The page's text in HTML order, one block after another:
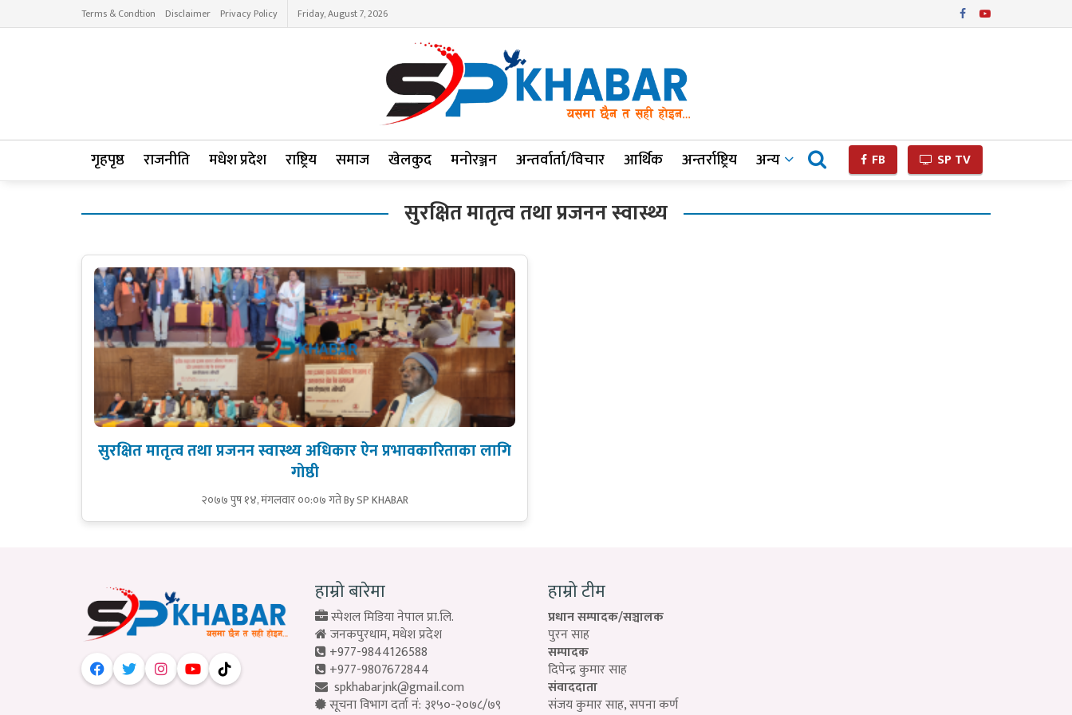
Terms & Condtion Disclaimer Privacy Policy Friday, August 7, 2026
गृहपृष्ठ राजनीति मधेश प्रदेश राष्ट्रिय समाज खेलकुद मनोरञ्जन अन्तर्वार्ता/विचार आर्थिक अन्तर्राष्ट्रिय अन्य FB SP TV
सुरक्षित मातृत्व तथा प्रजनन स्वास्थ्य
सुरक्षित मातृत्व तथा प्रजनन स्वास्थ्य अधिकार ऐन प्रभावकारिताका लागि
गोष्ठी
२०७७ पुष १४, मंगलवार ००:०७ गतेBy SP KHABAR
हाम्रो बारेमा
स्पेशल मिडिया नेपाल प्रा.लि.
जनकपुरधाम, मधेश प्रदेश
+977-9844126588
+977-9807672844
spkhabarjnk@gmail.com
सूचना विभाग दर्ता नं: ३१५०-२०७८/७९
हाम्रो टीम
प्रधान सम्पादक/सञ्चालक
पुरन साह
सम्पादक
दिपेन्द्र कुमार साह
संवाददाता
संजय कुमार साह, सपना कर्ण